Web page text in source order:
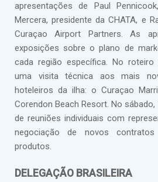
apresentações de Paul
Mercera, presidente da CHATA, e
Curaçao Airport Partners. As
exposições sobre o plano de
cada região específica. No
uma visita técnica aos mais
hoteleiros da ilha: o Curaçao
Corendon Beach Resort. No
de reuniões individuais com
negociação de novos
produtos.
DELEGAÇÃO BRASILEIRA